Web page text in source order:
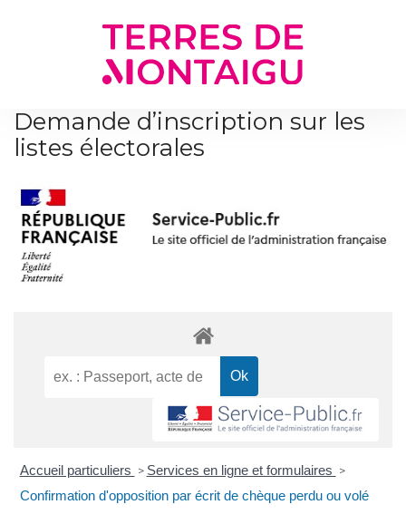
Demande d’inscription sur les
listes électorales
Accueil particuliers > Services en ligne et formulaires >
Confirmation d'opposition par écrit de chèque perdu ou volé